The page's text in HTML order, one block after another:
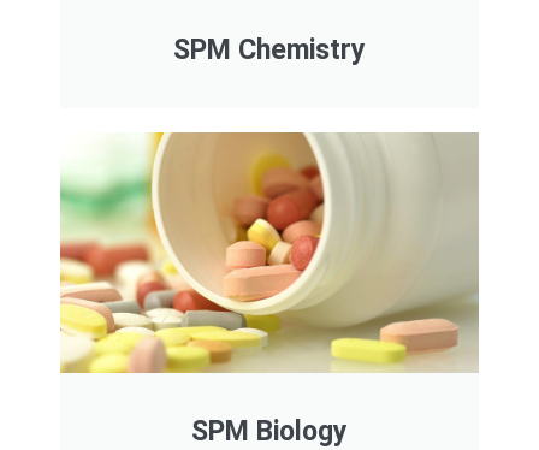
SPM Chemistry
SPM Biology